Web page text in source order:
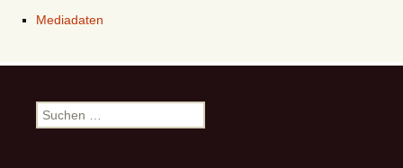
Mediadaten
Suchen
nach: